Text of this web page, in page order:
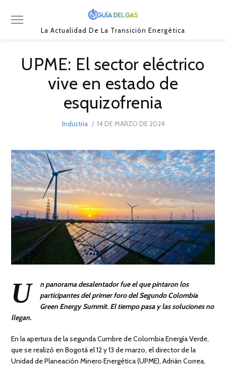
La Actualidad De La Transición Energética
UPME: El sector eléctrico
vive en estado de
esquizofrenia
Industria
POSTED
14 DE MARZO DE 2024
DE
2024
U
n panorama desalentador fue el que pintaron los
participantes del primer foro del Segundo Colombia
Green Energy Summit. El tiempo pasa y las soluciones no
llegan.
En la apertura de la segunda Cumbre de Colombia Energía Verde,
que se realizó en Bogotá el 12 y 13 de marzo, el director de la
Unidad de Planeación Minero Energética (UPME), Adrián Correa,